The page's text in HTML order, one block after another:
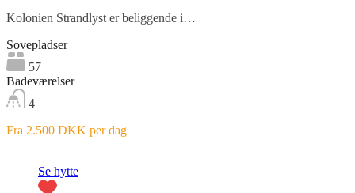
Kolonien Strandlyst er beliggende i…
Sovepladser
57
Badeværelser
4
Fra 2.500 DKK per dag
Se hytte